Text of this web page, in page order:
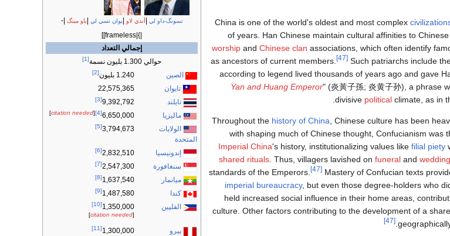
تسونگ-داو لي | أندي لاو |يوان تسي لي |ياو مينگ |-
|}|frameless]]
إجمالي التعداد
حوالي 1.300 بليون نسمة
[1]
الصين 1.240 بليون [2]
تايوان
22,575,365
تايلند
9,392,792
[3]
ماليزيا 6,650,000
[4]
[
citation needed
]
الولايات
المتحدة
3,794,673
[5]
إندونيسيا 2,832,510
[6]
سنغافورة 2,547,300
[7]
ميانمار 1,637,540
[8]
كندا 1,487,580
[9]
الفلپين 1,350,000
[10]
[
citation needed
]
پيرو 1,300,000
[11]
China is one of the world's oldest and most complex
of years. Han Chinese maintain cultural affinities to
worship and Chinese clan associations, which often identify
as ancestors of current members.
[47] Such patriarchs include
according to legend lived thousands of years ago and gave
Yan and Huang Emperor" (炎黃子孫; 炎黄子孙), a phrase
divisive political climate, as in
Throughout the history of China , Chinese culture has been
with shaping much of Chinese thought, Confucianism was
Imperial China's history, institutionalizing values like filial piety
shared rituals . Thus, villagers lavished on funeral and wedding
standards of the Emperors.
[47] Mastery of Confucian texts
imperial bureaucracy, but even those degree-holders who
held increased social influence in their home areas,
culture. Other factors contributing to the development of a
[47]